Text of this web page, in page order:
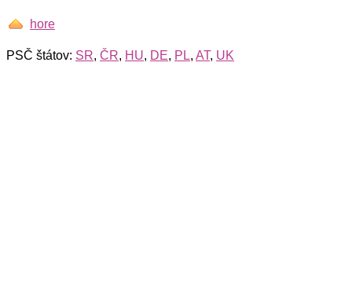
hore
PSČ štátov: SR, ČR, HU, DE, PL, AT, UK